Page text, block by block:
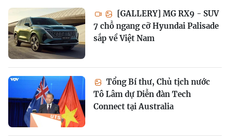
[GALLERY] MG RX9 - SUV
7 chỗ ngang cỡ Hyundai Palisade
sắp về Việt Nam
Tổng Bí thư, Chủ tịch nước
Tô Lâm dự Diễn đàn Tech
Connect tại Australia